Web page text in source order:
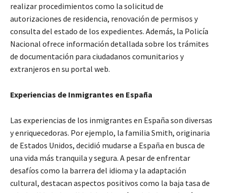
realizar procedimientos como la solicitud de
autorizaciones de residencia, renovación de permisos y
consulta del estado de los expedientes. Además, la Policía
Nacional ofrece información detallada sobre los trámites
de documentación para ciudadanos comunitarios y
extranjeros en su portal web.
Experiencias de Inmigrantes en España
Las experiencias de los inmigrantes en España son diversas
y enriquecedoras. Por ejemplo, la familia Smith, originaria
de Estados Unidos, decidió mudarse a España en busca de
una vida más tranquila y segura. A pesar de enfrentar
desafíos como la barrera del idioma y la adaptación
cultural, destacan aspectos positivos como la baja tasa de